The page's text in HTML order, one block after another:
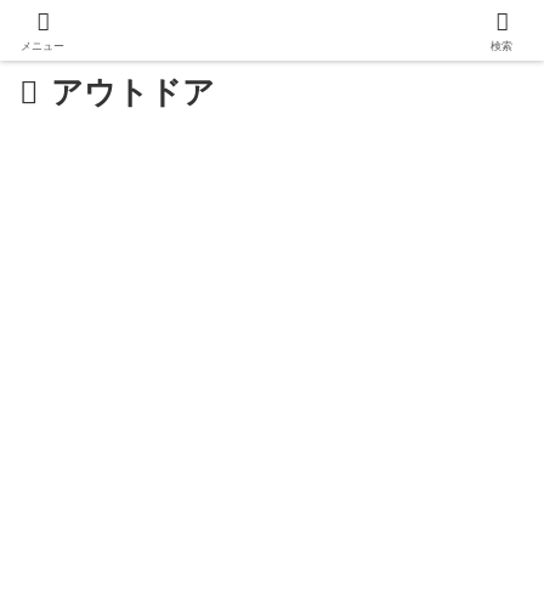
アウトドア
メニュー 検索